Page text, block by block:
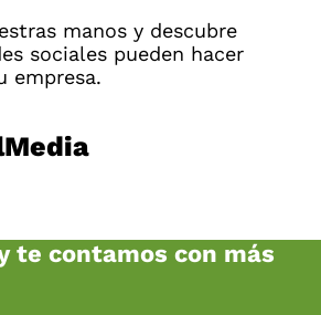
manos y descubre
sociales pueden hacer
empresa.
te contamos con más